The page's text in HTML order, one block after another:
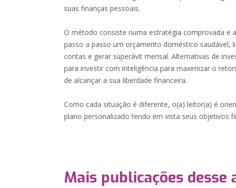
suas finanças pessoais.
O método consiste numa estratégia comprovada e
passo a passo um orçamento doméstico saudável,
contas e gerar superávit mensal. Alternativas de
para investir com inteligência para maximizar o
de alcançar a sua liberdade financeira.
Como cada situação é diferente, o(a) leitor(a) é
plano personalizado tendo em vista seus objetivos
Mais publicações desse